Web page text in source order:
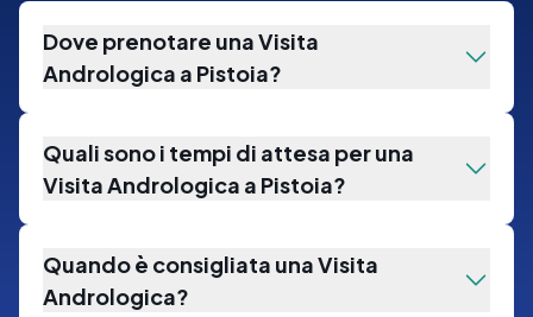
Dove prenotare una Visita
Andrologica a Pistoia?
Quali sono i tempi di attesa per una
Visita Andrologica a Pistoia?
Quando è consigliata una Visita
Andrologica?